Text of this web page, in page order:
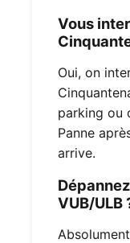
Vous
Oui, on
parking ou
Panne
arrive.
VUB/ULB